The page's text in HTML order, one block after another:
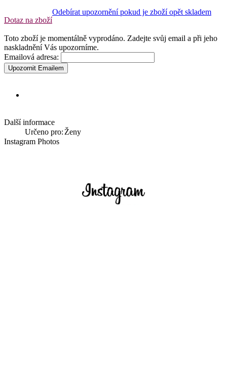
Dotaz na zboží
Odebírat upozornění pokud je zboží opět skladem
Toto zboží je momentálně vyprodáno. Zadejte svůj email a při jeho
naskladnění Vás upozorníme.
Emailová adresa:
Upozornit Emailem
Další informace
Určeno pro: Ženy
Instagram Photos